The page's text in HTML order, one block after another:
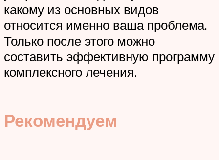
какому из основных видов
относится именно ваша проблема.
Только после этого можно
составить эффективную программу
комплексного лечения.
Рекомендуем